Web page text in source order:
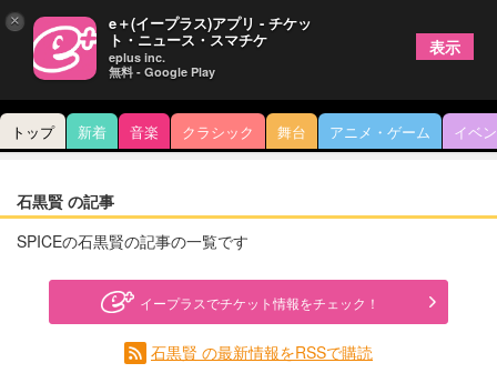
トップ 新着 音楽 クラシック 舞台 アニメ・ゲーム イベ
石黒賢 の記事
SPICEの石黒賢の記事の一覧です
イープラスでチケット情報をチェック！
石黒賢 の最新情報をRSSで購読
× e＋(イープラス)アプリ - チケッ
ト・ニュース・スマチケ
eplus inc.
無料 - Google Play
表示